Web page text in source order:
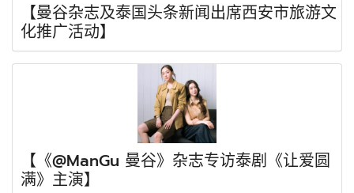
【曼谷杂志及泰国头条新闻出席西安市旅游文
化推广活动】
【《@ManGu 曼谷》杂志专访泰剧《让爱圆
满》主演】